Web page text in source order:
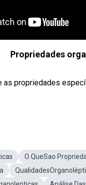
Propriedades
propriedades
O QueSao